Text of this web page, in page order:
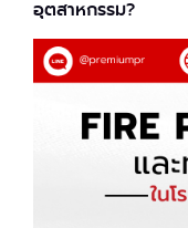
อุตสาหกรรม?